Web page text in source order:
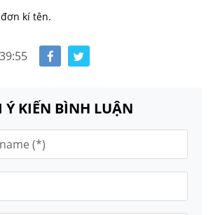
kí tên.
Ý KIẾN BÌNH LUẬN